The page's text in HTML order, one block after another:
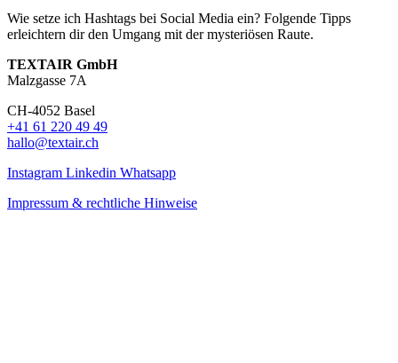
Wie setze ich Hashtags bei Social Media ein? Folgende Tipps
erleichtern dir den Umgang mit der mysteriösen Raute.
TEXTAIR GmbH
Malzgasse 7A
CH-4052 Basel
+41 61 220 49 49
hallo@textair.ch
Instagram Linkedin Whatsapp
Impressum & rechtliche Hinweise